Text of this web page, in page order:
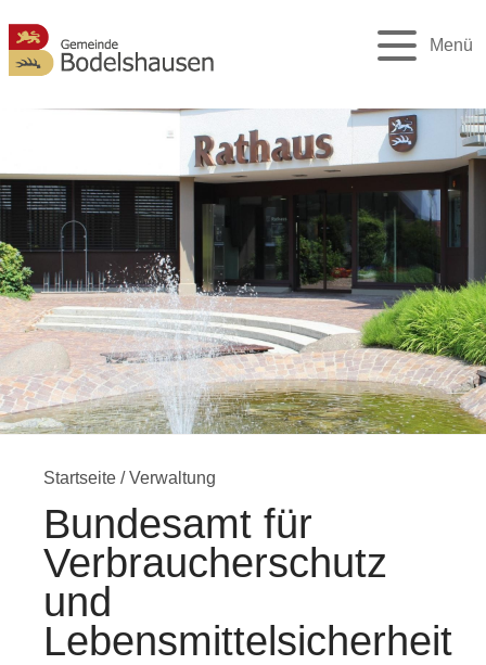
Menü
Startseite /Verwaltung
Bundesamt für
Verbraucherschutz
und
Lebensmittelsicherheit